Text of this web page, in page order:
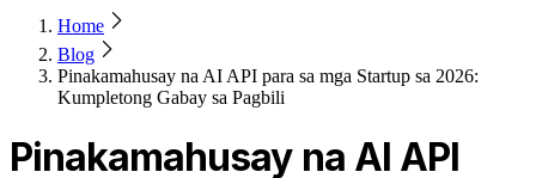
Home
Blog
Pinakamahusay na AI API para sa mga Startup sa 2026:
Kumpletong Gabay sa Pagbili
Pinakamahusay na AI API